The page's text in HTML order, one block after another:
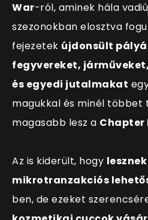
War-ról, aminek hála
szezonokban elosztva
fejezetek újdonsült
fegyvereket,
és egyedi jutalmakat
magukkal és minél többet
magasabb lesz a Chapter
Az is kiderült, hogy
mikrotranzakciós
ben, de ezeket